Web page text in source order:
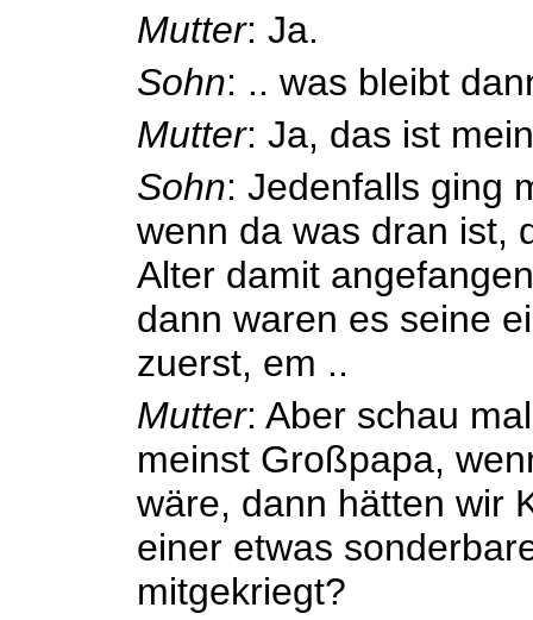
Mutter: Ja.
Sohn: .. was bleibt
Mutter: Ja, das ist
Sohn: Jedenfalls ging
wenn da was dran ist,
Alter damit
dann waren es seine
zuerst, em ..
Mutter: Aber schau
meinst Großpapa,
wäre, dann hätten wir
einer etwas
mitgekriegt?